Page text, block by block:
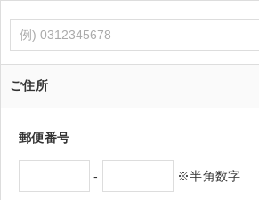
ご住所
郵便番号
- ※半角数字